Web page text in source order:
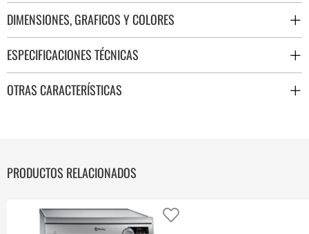
DIMENSIONES, GRAFICOS Y COLORES
ESPECIFICACIONES TÉCNICAS
OTRAS CARACTERÍSTICAS
PRODUCTOS RELACIONADOS